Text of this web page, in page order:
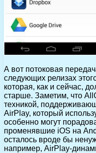
А вот потоковая
следующих релизах
которая, как и сейчас,
старше. Заметим, что
техникой,
AirPlay, который
особенно могут
променявшие iOS на
осталось вроде бы
например, AirPlay-